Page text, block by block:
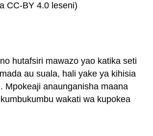
CC-BY 4.0 leseni)
hutafsiri mawazo yao katika seti
au suala, hali yake ya kihisia
Mpokeaji anaunganisha maana
wakati wa kupokea